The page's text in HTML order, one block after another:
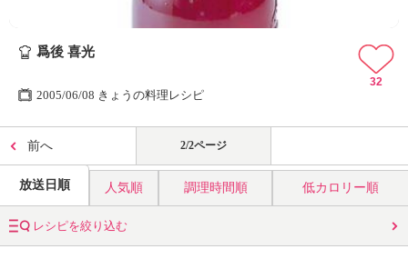
爲後 喜光
2005/06/08 きょうの料理レシピ
32
前へ 2/2ページ
放送日順 人気順 調理時間順 低カロリー順
レシピを絞り込む